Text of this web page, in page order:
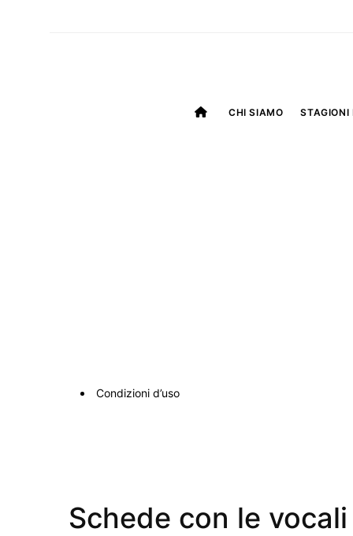
CHI SIAMO STAGIONI
Condizioni d’uso
Schede con le